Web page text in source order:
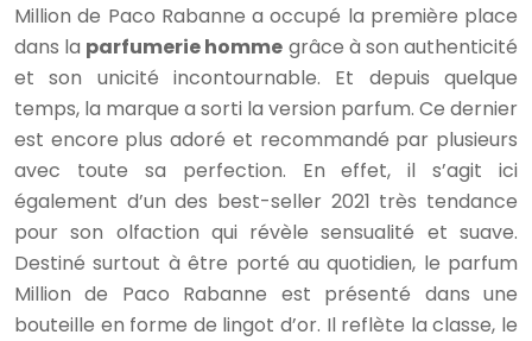
Million de Paco Rabanne a occupé la première place
dans la parfumerie homme grâce à son authenticité
et son unicité incontournable. Et depuis quelque
temps, la marque a sorti la version parfum. Ce dernier
est encore plus adoré et recommandé par plusieurs
avec toute sa perfection. En effet, il s’agit ici
également d’un des best-seller 2021 très tendance
pour son olfaction qui révèle sensualité et suave.
Destiné surtout à être porté au quotidien, le parfum
Million de Paco Rabanne est présenté dans une
bouteille en forme de lingot d’or. Il reflète la classe, le